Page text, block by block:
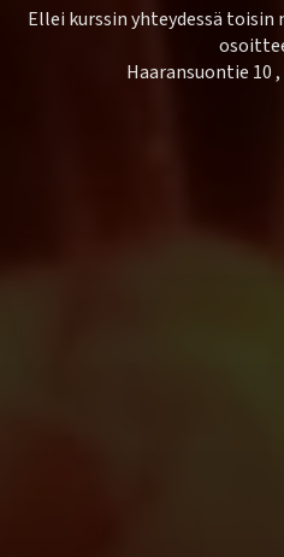
Ellei kurssin yhteydessä
Haaransuontie 10